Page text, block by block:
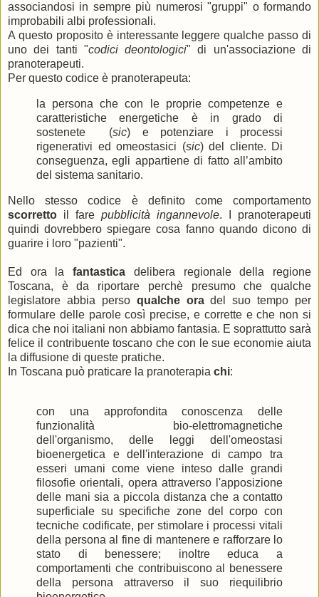
associandosi in sempre più numerosi "gruppi" o formando
improbabili albi professionali.
A questo proposito è interessante leggere qualche passo di
uno dei tanti "codici deontologici" di un'associazione di
pranoterapeuti.
Per questo codice è pranoterapeuta:
la persona che con le proprie competenze e
caratteristiche energetiche è in grado di
sostenete (sic) e potenziare i processi
rigenerativi ed omeostasici (sic) del cliente. Di
conseguenza, egli appartiene di fatto all’ambito
del sistema sanitario.
Nello stesso codice è definito come comportamento
scorretto il fare pubblicità ingannevole. I pranoterapeuti
quindi dovrebbero spiegare cosa fanno quando dicono di
guarire i loro "pazienti".
Ed ora lafantastica delibera regionale della regione
Toscana, è da riportare perchè presumo che qualche
legislatore abbia perso qualche oradel suo tempo per
formulare delle parole così precise, e corrette e che non si
dica che noi italiani non abbiamo fantasia. E soprattutto sarà
felice il contribuente toscano che con le sue economie aiuta
la diffusione di queste pratiche.
In Toscana può praticare la pranoterapia chi:
con una approfondita conoscenza delle
funzionalità bio-elettromagnetiche
dell'organismo, delle leggi dell'omeostasi
bioenergetica e dell'interazione di campo tra
esseri umani come viene inteso dalle grandi
filosofie orientali, opera attraverso l'apposizione
delle mani sia a piccola distanza che a contatto
superficiale su specifiche zone del corpo con
tecniche codificate, per stimolare i processi vitali
della persona al fine di mantenere e rafforzare lo
stato di benessere; inoltre educa a
comportamenti che contribuiscono al benessere
della persona attraverso il suo riequilibrio